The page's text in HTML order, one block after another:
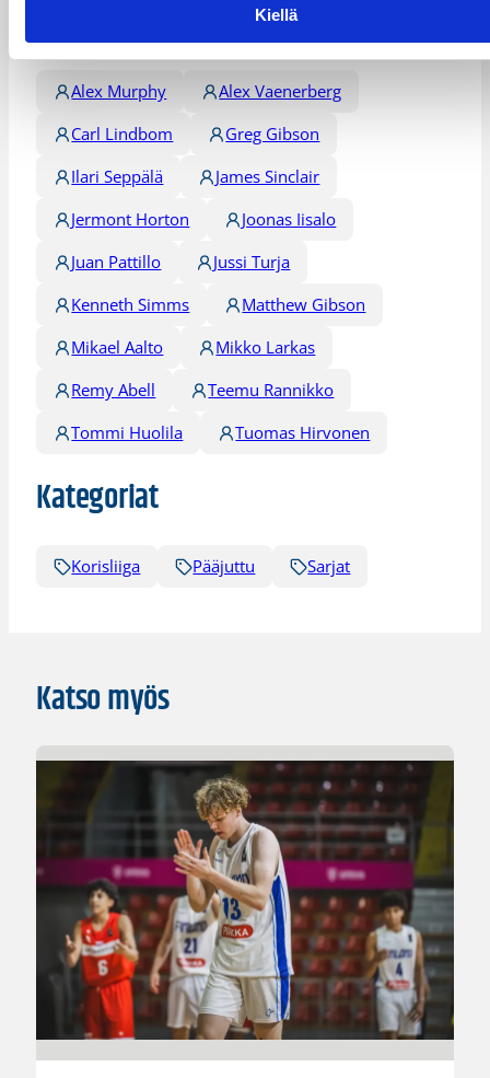
Kiellä
Alex Murphy
Alex Vaenerberg
Carl Lindbom
Greg Gibson
Ilari Seppälä
James Sinclair
Jermont Horton
Joonas Iisalo
Juan Pattillo
Jussi Turja
Kenneth Simms
Matthew Gibson
Mikael Aalto
Mikko Larkas
Remy Abell
Teemu Rannikko
Tommi Huolila
Tuomas Hirvonen
Kategoriat
Korisliiga Pääjuttu Sarjat
Katso myös